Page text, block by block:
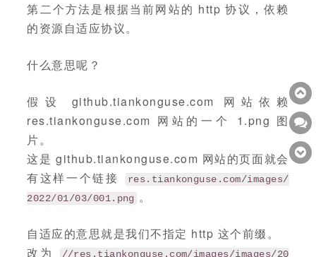
第二个方法是根据当前网站的 http 协议，依赖
的资源自适应协议。
什么意思呢？
假设 github.tiankonguse.com 网站依赖
res.tiankonguse.com 网站的一个 1.png 图
片。
这是 github.tiankonguse.com 网站的页面就会
有这样一个链接
res.tiankonguse.com/images/
2022/01/03/001.png 。
自适应的意思就是我们不指定 http 这个前缀。
改为
//res.tiankonguse.com/images/images/20